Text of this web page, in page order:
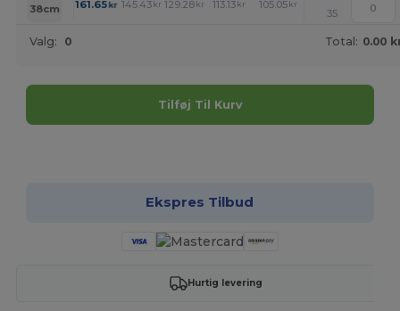
38cm 161.65kr 145.43 kr 129.28 kr 113.13 kr 105.05 kr
35
Valg: 0 Total: 0.00
Tilføj Til Kurv
Ekspres Tilbud
Hurtig levering